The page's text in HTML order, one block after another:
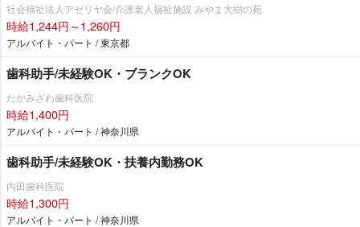
社会福祉法人アゼリヤ会/介護老人福祉施設 みやま大樹の苑
時給1,244円～1,260円
アルバイト・パート / 東京都
歯科助手/未経験OK・ブランクOK
たかみざわ歯科医院
時給1,400円
アルバイト・パート / 神奈川県
歯科助手/未経験OK・扶養内勤務OK
内田歯科医院
時給1,300円
アルバイト・パート / 神奈川県